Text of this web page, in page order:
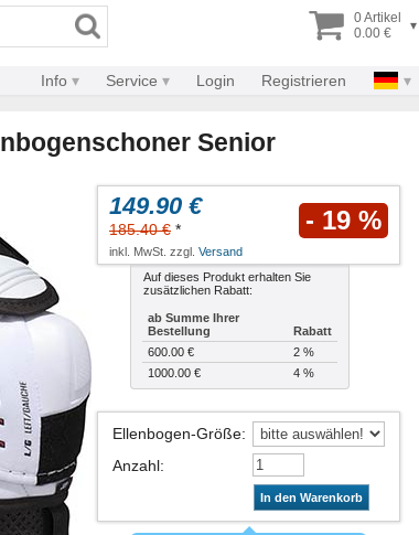
0 Artikel
0.00 €
▾
Info Service Login Registrieren
Senior
149.90 €
185.40 € * - 19 %
inkl. MwSt. zzgl. Versand
Auf dieses Produkt erhalten Sie
zusätzlichen Rabatt:
ab Summe Ihrer
Bestellung
Rabatt
600.00 €
2 %
1000.00 €
4 %
Ellenbogen-Größe:
Anzahl:
In den Warenkorb